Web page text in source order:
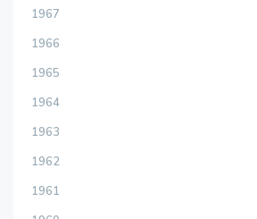
1967
1966
1965
1964
1963
1962
1961